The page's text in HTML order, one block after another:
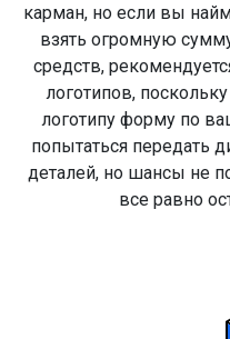
карман, но если вы
взять огромную
средств,
логотипов,
логотипу форму по
попытаться передать
деталей, но шансы не
все равно